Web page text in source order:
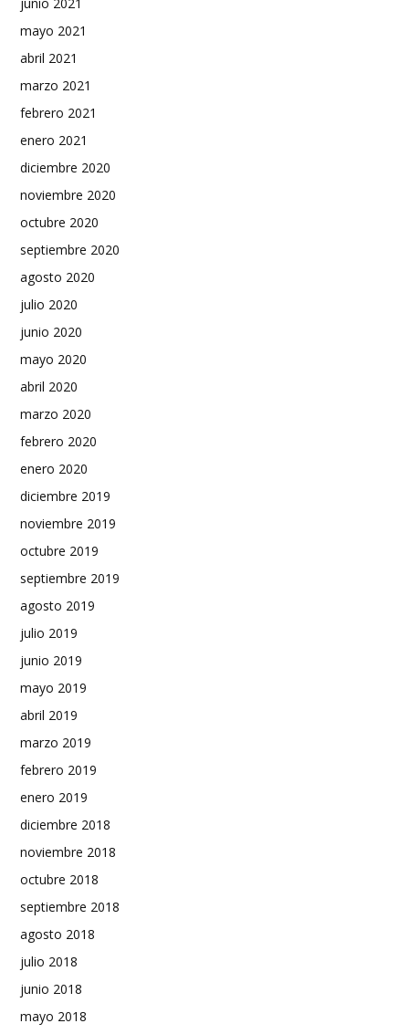
junio 2021
mayo 2021
abril 2021
marzo 2021
febrero 2021
enero 2021
diciembre 2020
noviembre 2020
octubre 2020
septiembre 2020
agosto 2020
julio 2020
junio 2020
mayo 2020
abril 2020
marzo 2020
febrero 2020
enero 2020
diciembre 2019
noviembre 2019
octubre 2019
septiembre 2019
agosto 2019
julio 2019
junio 2019
mayo 2019
abril 2019
marzo 2019
febrero 2019
enero 2019
diciembre 2018
noviembre 2018
octubre 2018
septiembre 2018
agosto 2018
julio 2018
junio 2018
mayo 2018